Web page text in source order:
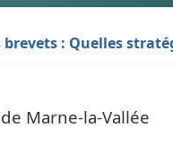
brevets : Quelles
Marne-la-Vallée